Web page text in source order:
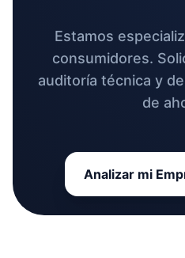
Estamos
consumidores.
auditoría técnica y
de
Analizar mi